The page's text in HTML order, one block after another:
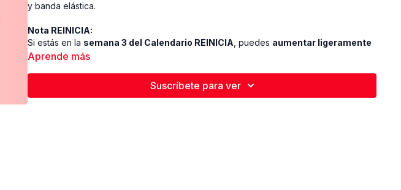
y banda elástica.
Nota REINICIA:
Si estás en la semana 3 del Calendario REINICIA , puedes aumentar ligeramente
el pesosolo si te sientes fuerte y mantienes buena técnica. De lo contrario, continúa
Aprende más
Suscríbete para ver